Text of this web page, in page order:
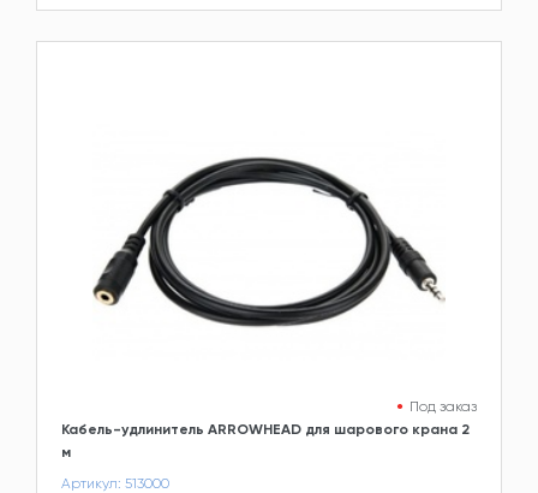
Под заказ
Кабель-удлинитель ARROWHEAD для шарового крана 2
м
Артикул: 513000